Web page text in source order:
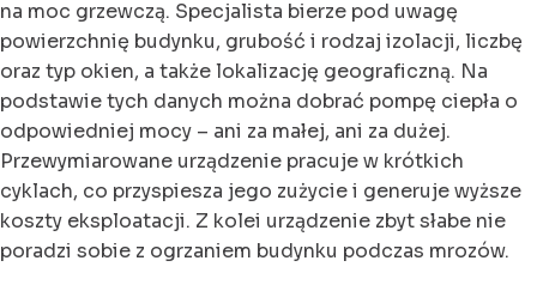
na moc grzewczą. Specjalista bierze pod uwagę
powierzchnię budynku, grubość i rodzaj izolacji, liczbę
oraz typ okien, a także lokalizację geograficzną. Na
podstawie tych danych można dobrać pompę ciepła o
odpowiedniej mocy – ani za małej, ani za dużej.
Przewymiarowane urządzenie pracuje w krótkich
cyklach, co przyspiesza jego zużycie i generuje wyższe
koszty eksploatacji. Z kolei urządzenie zbyt słabe nie
poradzi sobie z ogrzaniem budynku podczas mrozów.